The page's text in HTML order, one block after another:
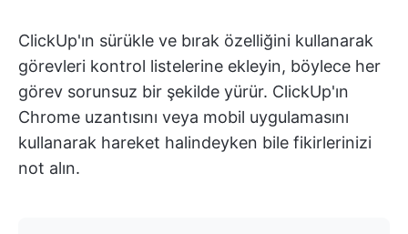
ClickUp'ın sürükle ve bırak özelliğini kullanarak
görevleri kontrol listelerine ekleyin, böylece her
görev sorunsuz bir şekilde yürür. ClickUp'ın
Chrome uzantısını veya mobil uygulamasını
kullanarak hareket halindeyken bile fikirlerinizi
not alın.